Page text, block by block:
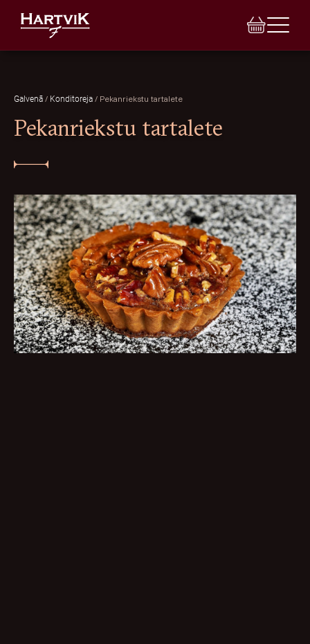
BANKETI
INDIVIDUĀLAIS PASŪTĪJUMS
TORTES
LEĢENDA
VĒSTURE
Galvenā / Konditoreja / Pekanriekstu tartalete
Pekanriekstu tartalete